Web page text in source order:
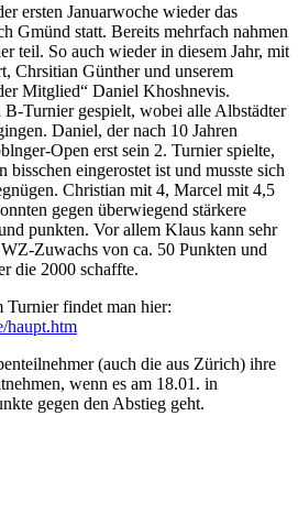
ersten Januarwoche wieder das
Gmünd statt. Bereits mehrfach nahmen
teil. So auch wieder in diesem Jahr, mit
Chrsitian Günther und unserem
Mitglied“ Daniel Khoshnevis.
Turnier gespielt, wobei alle Albstädter
Daniel, der nach 10 Jahren
Open erst sein 2. Turnier spielte,
bisschen eingerostet ist und musste sich
Christian mit 4, Marcel mit 4,5
gegen überwiegend stärkere
punkten. Vor allem Klaus kann sehr
Zuwachs von ca. 50 Punkten und
die 2000 schaffte.
Turnier findet man hier:
haupt.htm
(auch die aus Zürich) ihre
wenn es am 18.01. in
gegen den Abstieg geht.